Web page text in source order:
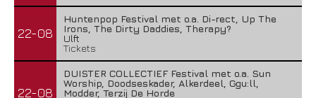
22-08
Huntenpop Festival met o.a. Di-rect, Up The
Irons, The Dirty Daddies, Therapy?
Ulft
Tickets
22-08
DUISTER COLLECTIEF Festival met o.a. Sun
Worship, Doodseskader, Alkerdeel, Ggu:ll,
Modder, Terzij De Horde